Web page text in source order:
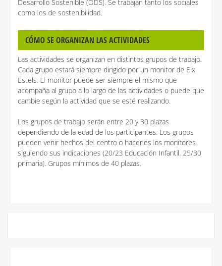
Desarrollo Sostenible (ODS). Se trabajan tanto los sociales
como los de sostenibilidad.
CÓMO SE ORGANIZAN LAS ACTIVIDADES
Las actividades se organizan en distintos grupos de trabajo.
Cada grupo estará siempre dirigido por un monitor de Eix
Estels. El monitor puede ser siempre el mismo que
acompaña al grupo a lo largo de las actividades o puede que
cambie según la actividad que se esté realizando.
Los grupos de trabajo serán entre 20 y 30 plazas
dependiendo de la edad de los participantes. Los grupos
pueden venir hechos del centro o hacerles los monitores
siguiendo sus indicaciones (20/23 Educación Infantil, 25/30
primaria). Grupos mínimos de 40 plazas.